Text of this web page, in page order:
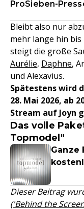
ProSieben-
Bleibt also nur
mehr lange hin bis
steigt die große
Aurélie, Daphne,
und Alexavius.
Spätestens wird
28. Mai 2026, ab
Stream auf Joyn
Das volle
Topmodel"
Ganze
Dieser Beitrag
('Behind the